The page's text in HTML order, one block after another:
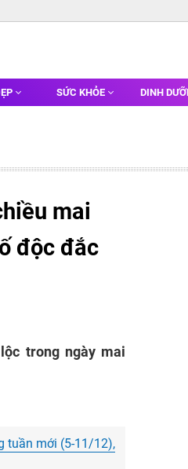
SỨC KHỎE DINH
mai
độc đắc
trong ngày mai
tuần mới (5-11/12),